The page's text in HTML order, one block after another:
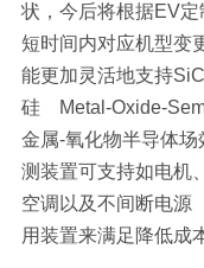
状，今后将根据EV
短时间内对应机型变
能更加灵活地支持
硅 Metal-Oxide-
金属-氧化物半导体
测装置可支持如电机
空调以及不间断电源
用装置来满足降低成